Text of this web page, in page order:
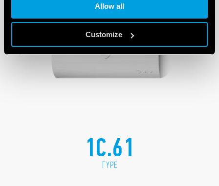
Allow all
Customize
1C.61
TYPE